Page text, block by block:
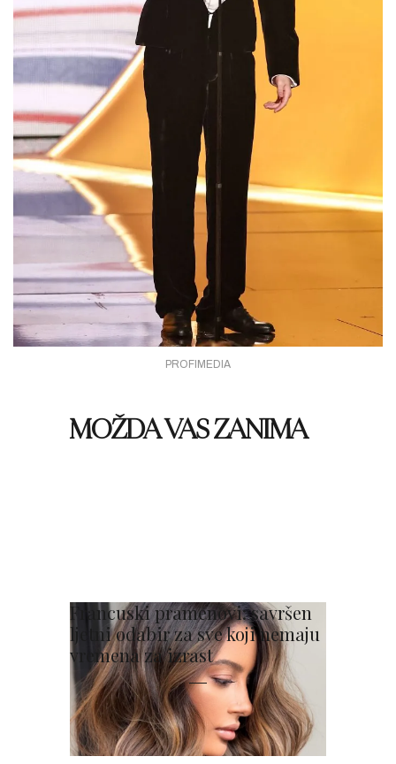
PROFIMEDIA
MOŽDA VAS ZANIMA
Francuski pramenovi: savršen
ljetni odabir za sve koji nemaju
vremena za izrast